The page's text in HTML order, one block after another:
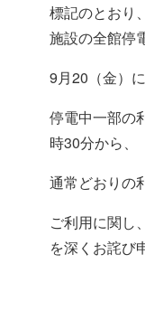
標記のとおり
施設の全館停
9月20（金）
停電中一部の
時30分から、
通常どおりの
ご利用に関し
を深くお詫び